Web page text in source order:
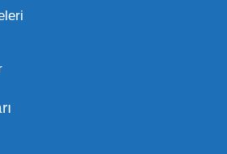
kategorilerimiz:
yumuşak dokulu sevilen
keşfederek koleksiyonunuza
ekleyebilirsiniz.